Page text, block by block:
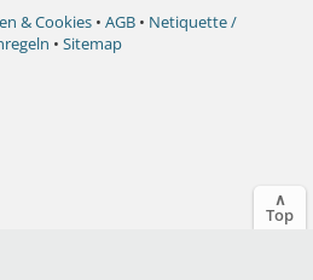
& Cookies • AGB • Netiquette /
• Sitemap
∧
Top